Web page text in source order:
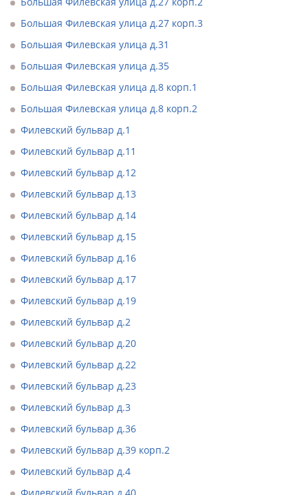
Большая Филевская улица д.27 корп.3
Большая Филевская улица д.31
Большая Филевская улица д.35
Большая Филевская улица д.8 корп.1
Большая Филевская улица д.8 корп.2
Филевский бульвар д.1
Филевский бульвар д.11
Филевский бульвар д.12
Филевский бульвар д.13
Филевский бульвар д.14
Филевский бульвар д.15
Филевский бульвар д.16
Филевский бульвар д.17
Филевский бульвар д.19
Филевский бульвар д.2
Филевский бульвар д.20
Филевский бульвар д.22
Филевский бульвар д.23
Филевский бульвар д.3
Филевский бульвар д.36
Филевский бульвар д.39 корп.2
Филевский бульвар д.4